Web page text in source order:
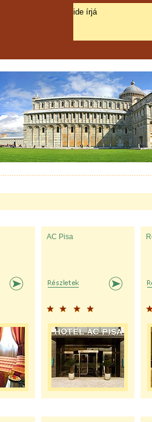
AC Pisa